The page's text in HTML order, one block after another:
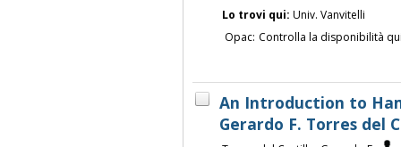
Lo trovi qui: Univ. Vanvitelli
Opac: Controlla la disponibilità
An Introduction to
Gerardo F. Torres del